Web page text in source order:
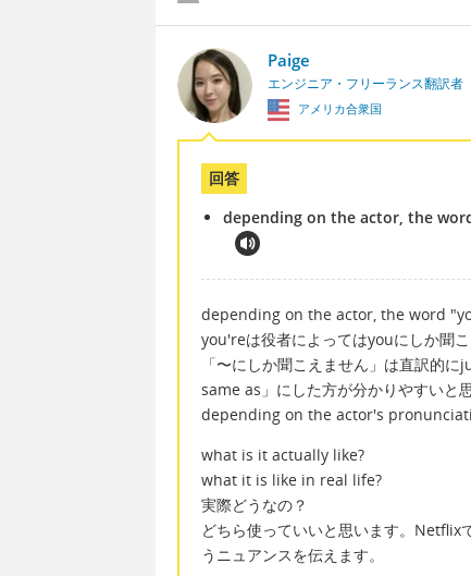
Paige
エンジニア・フリーランス翻訳者
アメリカ合衆国
回答
depending on the actor, the
depending on the actor, the word
you'reは役者によってはyouにしか聞こ
「〜にしか聞こえません」は直訳的
same as」にした方が分かりやすいと思
depending on the actor's
what is it actually like?
what it is like in real life?
実際どうなの？
どちら使っていいと思います。Netflix
うニュアンスを伝えます。